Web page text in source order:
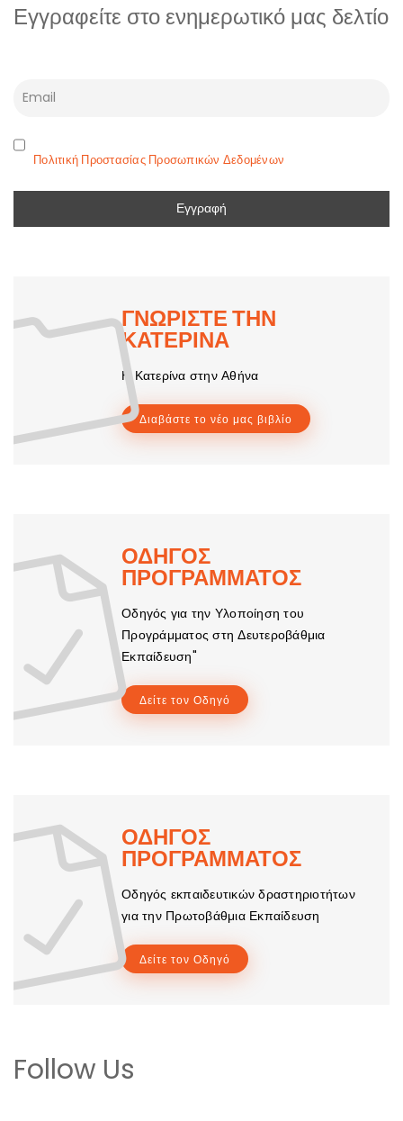
Εγγραφείτε στο ενημερωτικό μας δελτίο
Πολιτική Προστασίας Προσωπικών Δεδομένων
ΓΝΩΡΙΣΤΕ ΤΗΝ
ΚΑΤΕΡΙΝΑ
Η Κατερίνα στην Αθήνα
Διαβάστε το νέο μας βιβλίο
ΟΔΗΓΟΣ
ΠΡΟΓΡΑΜΜΑΤΟΣ
Οδηγός για την Υλοποίηση του
Προγράμματος στη Δευτεροβάθμια
Εκπαίδευση"
Δείτε τον Οδηγό
ΟΔΗΓΟΣ
ΠΡΟΓΡΑΜΜΑΤΟΣ
Οδηγός εκπαιδευτικών δραστηριοτήτων
για την Πρωτοβάθμια Εκπαίδευση
Δείτε τον Οδηγό
Follow Us